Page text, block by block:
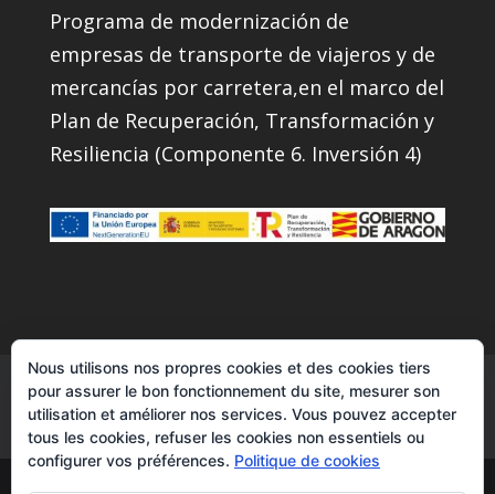
Programa de modernización de
empresas de transporte de viajeros y de
mercancías por carretera,en el marco del
Plan de Recuperación, Transformación y
Resiliencia (Componente 6. Inversión 4)
Nos Services Instagram
Contacts
Facebook
YouTube
Nous utilisons nos propres cookies et des cookies tiers
pour assurer le bon fonctionnement du site, mesurer son
utilisation et améliorer nos services. Vous pouvez accepter
tous les cookies, refuser les cookies non essentiels ou
configurer vos préférences. Politique de cookies